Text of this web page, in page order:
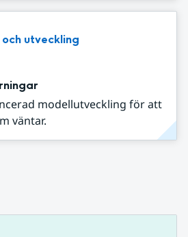
utveckling
modellutveckling för att
väntar.